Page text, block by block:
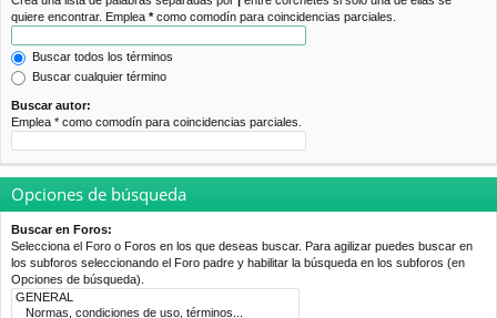
quiere encontrar. Emplea *como comodín para coincidencias parciales.
Buscar todos los términos
Buscar cualquier término
Buscar autor:
Emplea * como comodín para coincidencias parciales.
Opciones de búsqueda
Buscar en Foros:
Selecciona el Foro o Foros en los que deseas buscar. Para agilizar puedes buscar en
los subforos seleccionando el Foro padre y habilitar la búsqueda en los subforos (en
Opciones de búsqueda).